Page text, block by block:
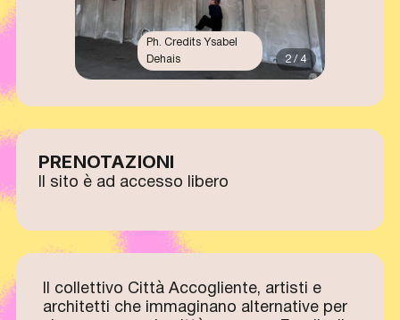
2 / 4
Ph. Credits Ysabel
Dehais
PRENOTAZIONI
Il sito è ad accesso libero
Il collettivo Città Accogliente, artisti e
architetti che immaginano alternative per